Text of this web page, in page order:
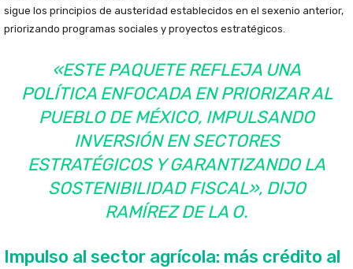
sigue los principios de austeridad establecidos en el sexenio anterior,
priorizando programas sociales y proyectos estratégicos.
«ESTE PAQUETE REFLEJA UNA
POLÍTICA ENFOCADA EN PRIORIZAR AL
PUEBLO DE MÉXICO, IMPULSANDO
INVERSIÓN EN SECTORES
ESTRATÉGICOS Y GARANTIZANDO LA
SOSTENIBILIDAD FISCAL», DIJO
RAMÍREZ DE LA O.
Impulso al sector agrícola: más crédito al